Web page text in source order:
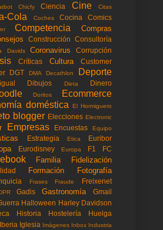
Chicfy Ciencia Cine Citas
Cola Coches Cocina Comics
Competencia Compras
Construcción Consultoría
Davids Coronavirus Corrupción
Críticas Cultura
Customer
DGT DMA Decathlon Deporte
Dibujos Dieta Dinero
Doritos Ecommerce
doméstica El Hormiguero
blogger Elecciones Electronic
Empresas Encuestas Equipo
Estrategia Etica Euribor
Eurodisney Europa F1
FC
Familia Fidelización
Formación
Fotografía
Frases Fraude Freixenet
Gadis Gastronomía Gmail
Halloween Harley Davidson
Historia Hostelería Huelga
Iberia Iglesia Imágenes Inbox Industria